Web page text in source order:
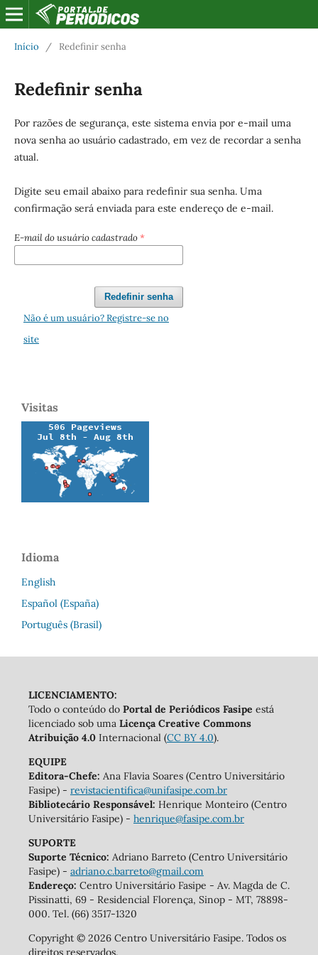
Início / Redefinir senha
Redefinir senha
Por razões de segurança, este sistema envia por e-mail uma
nova senha ao usuário cadastrado, em vez de recordar a senha
atual.
Digite seu email abaixo para redefinir sua senha. Uma
confirmação será enviada para este endereço de e-mail.
E-mail do usuário cadastrado *
Redefinir senha
Não é um usuário? Registre-se no
site
Visitas
Idioma
English
Español (España)
Português (Brasil)
LICENCIAMENTO:
Todo o conteúdo do Portal de Periódicos Fasipe está
licenciado sob uma Licença Creative Commons
Atribuição 4.0Internacional (CC BY 4.0).
EQUIPE
Editora-Chefe: Ana Flavia Soares (Centro Universitário
Fasipe) - revistacientifica@unifasipe.com.br
Bibliotecário Responsável: Henrique Monteiro (Centro
Universitário Fasipe) - henrique@fasipe.com.br
SUPORTE
Suporte Técnico: Adriano Barreto (Centro Universitário
Fasipe) - adriano.c.barreto@gmail.com
Endereço: Centro Universitário Fasipe - Av. Magda de C.
Pissinatti, 69 - Residencial Florença, Sinop - MT, 78898-
000. Tel. (66) 3517-1320
Copyright © 2026 Centro Universitário Fasipe. Todos os
direitos reservados.